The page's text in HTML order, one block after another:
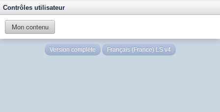
Contrôles utilisateur
Mon contenu
Version complète Français (France) LS v4